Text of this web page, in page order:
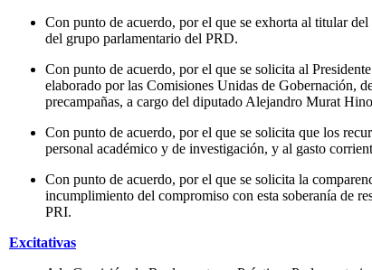
Con punto de acuerdo, por el que se exhorta al titular
del grupo parlamentario del PRD.
Con punto de acuerdo, por el que se solicita al
elaborado por las Comisiones Unidas de Gobernación,
precampañas, a cargo del diputado Alejandro Murat
Con punto de acuerdo, por el que se solicita que los
personal académico y de investigación, y al gasto
Con punto de acuerdo, por el que se solicita la
incumplimiento del compromiso con esta soberanía de
PRI.
Excitativas